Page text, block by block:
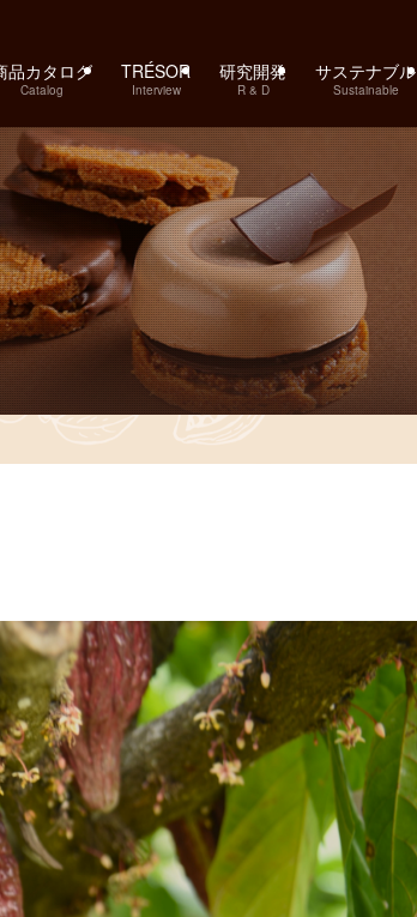
品カタログ
Catalog
TRÉSOR
Interview
研究開発
R & D
サステナブル
Sustainable